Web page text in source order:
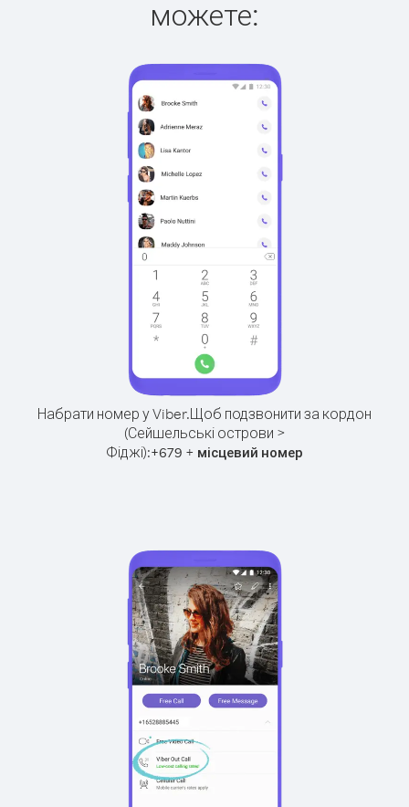
можете:
Набрати номер у Viber.Щоб подзвонити за кордон
(Сейшельські острови >
Фіджі):+679 + місцевий номер